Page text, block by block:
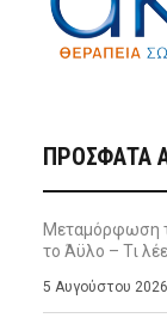
ΠΡΌΣΦΑΤΑ
Μεταμόρφωση
το Άϋλο – Τι
5 Αυγούστου 2026